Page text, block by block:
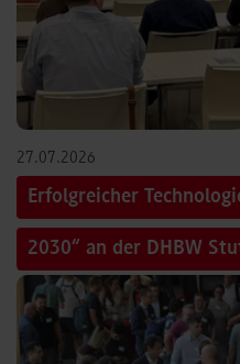
27.07.2026
Erfolgreicher
2030“ an der DHBW